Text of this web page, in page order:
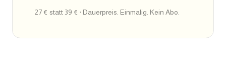
27 € statt 39 € · Dauerpreis. Einmalig. Kein Abo.